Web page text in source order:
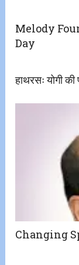
Melody
Day
हाथरसः योगी की
Changing